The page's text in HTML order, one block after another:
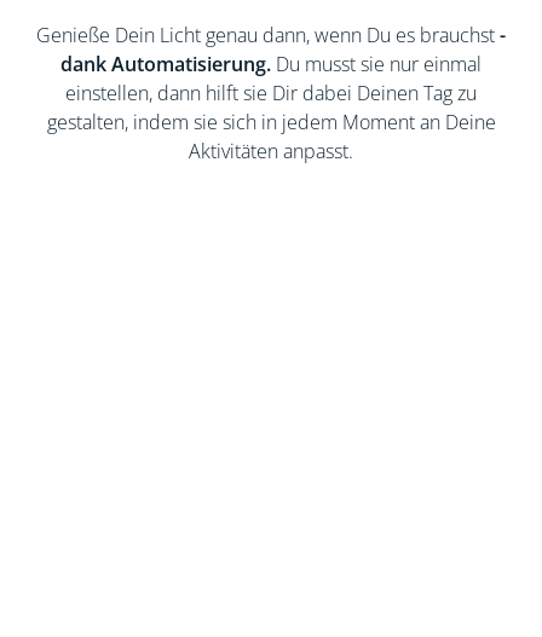
Genieße Dein Licht genau dann, wenn Du es brauchst-
dank Automatisierung. Du musst sie nur einmal
einstellen, dann hilft sie Dir dabei Deinen Tag zu
gestalten, indem sie sich in jedem Moment an Deine
Aktivitäten anpasst.